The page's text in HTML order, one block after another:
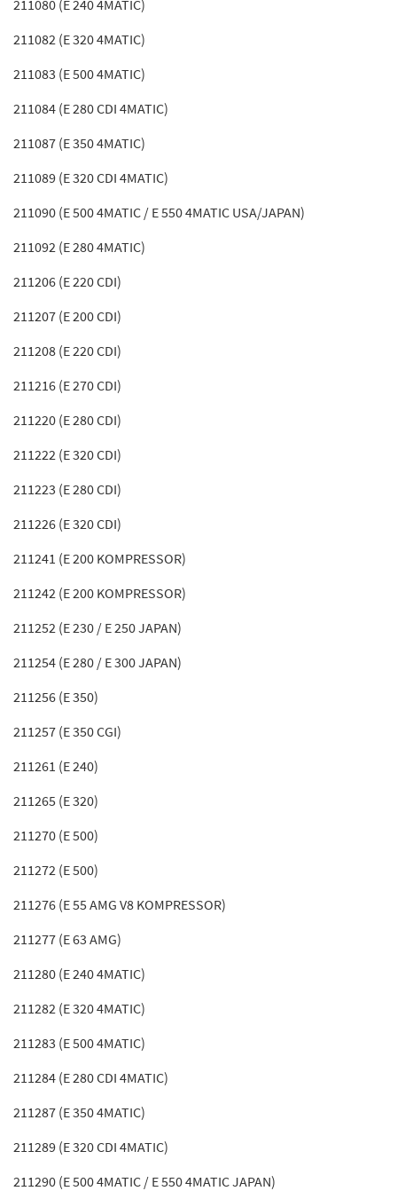
211080 (E 240 4MATIC)
211082 (E 320 4MATIC)
211083 (E 500 4MATIC)
211084 (E 280 CDI 4MATIC)
211087 (E 350 4MATIC)
211089 (E 320 CDI 4MATIC)
211090 (E 500 4MATIC / E 550 4MATIC USA/JAPAN)
211092 (E 280 4MATIC)
211206 (E 220 CDI)
211207 (E 200 CDI)
211208 (E 220 CDI)
211216 (E 270 CDI)
211220 (E 280 CDI)
211222 (E 320 CDI)
211223 (E 280 CDI)
211226 (E 320 CDI)
211241 (E 200 KOMPRESSOR)
211242 (E 200 KOMPRESSOR)
211252 (E 230 / E 250 JAPAN)
211254 (E 280 / E 300 JAPAN)
211256 (E 350)
211257 (E 350 CGI)
211261 (E 240)
211265 (E 320)
211270 (E 500)
211272 (E 500)
211276 (E 55 AMG V8 KOMPRESSOR)
211277 (E 63 AMG)
211280 (E 240 4MATIC)
211282 (E 320 4MATIC)
211283 (E 500 4MATIC)
211284 (E 280 CDI 4MATIC)
211287 (E 350 4MATIC)
211289 (E 320 CDI 4MATIC)
211290 (E 500 4MATIC / E 550 4MATIC JAPAN)